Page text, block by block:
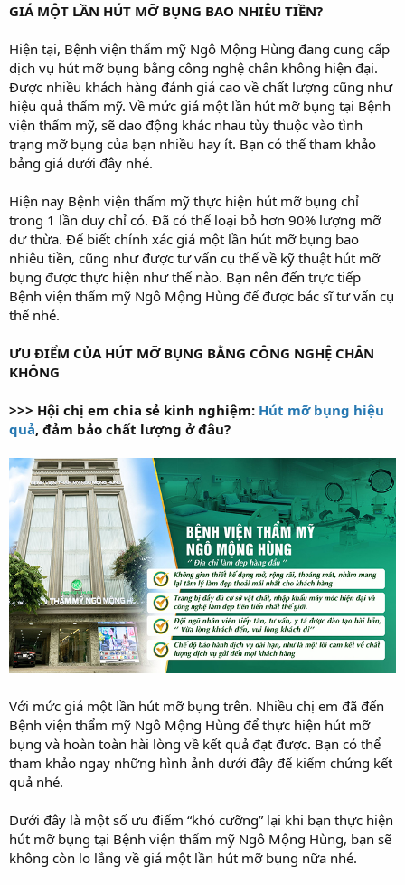
GIÁ MỘT LẦN HÚT MỠ BỤNG BAO NHIÊU TIỀN?
Hiện tại, Bệnh viện thẩm mỹ Ngô Mộng Hùng đang cung cấp
dịch vụ hút mỡ bụng bằng công nghệ chân không hiện đại.
Được nhiều khách hàng đánh giá cao về chất lượng cũng như
hiệu quả thẩm mỹ. Về mức giá một lần hút mỡ bụng tại Bệnh
viện thẩm mỹ, sẽ dao động khác nhau tùy thuộc vào tình
trạng mỡ bụng của bạn nhiều hay ít. Bạn có thể tham khảo
bảng giá dưới đây nhé.
Hiện nay Bệnh viện thẩm mỹ thực hiện hút mỡ bụng chỉ
trong 1 lần duy chỉ có. Đã có thể loại bỏ hơn 90% lượng mỡ
dư thừa. Để biết chính xác giá một lần hút mỡ bụng bao
nhiêu tiền, cũng như được tư vấn cụ thể về kỹ thuật hút mỡ
bụng được thực hiện như thế nào. Bạn nên đến trực tiếp
Bệnh viện thẩm mỹ Ngô Mộng Hùng để được bác sĩ tư vấn cụ
thể nhé.
ƯU ĐIỂM CỦA HÚT MỠ BỤNG BẰNG CÔNG NGHỆ CHÂN
KHÔNG
>>> Hội chị em chia sẻ kinh nghiệm: Hút mỡ bụng hiệu
quả, đảm bảo chất lượng ở đâu?
Với mức giá một lần hút mỡ bụng trên. Nhiều chị em đã đến
Bệnh viện thẩm mỹ Ngô Mộng Hùng để thực hiện hút mỡ
bụng và hoàn toàn hài lòng về kết quả đạt được. Bạn có thể
tham khảo ngay những hình ảnh dưới đây để kiểm chứng kết
quả nhé.
Dưới đây là một số ưu điểm “khó cưỡng” lại khi bạn thực hiện
hút mỡ bụng tại Bệnh viện thẩm mỹ Ngô Mộng Hùng, bạn sẽ
không còn lo lắng về giá một lần hút mỡ bụng nữa nhé.